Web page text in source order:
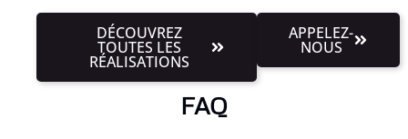
DÉCOUVREZ
TOUTES LES
RÉALISATIONS
APPELEZ-
NOUS
FAQ